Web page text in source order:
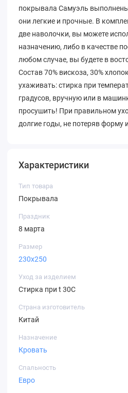
покрывала Самуэль
они легкие и прочные. В
две наволочки, вы можете
назначению, либо в качестве
любом случае, вы будете в
Состав 70% вискоза, 30%
ухаживать: стирка при
градусов, вручную или в
просушить! При правильном
долгие годы, не потеряв форму
Характеристики
Тип товара
Покрывала
Праздник
8 марта
Размер
230х250
Уход за изделием
Стирка при t 30С
Страна изготовитель
Китай
Назначение
Кровать
Спальность
Евро